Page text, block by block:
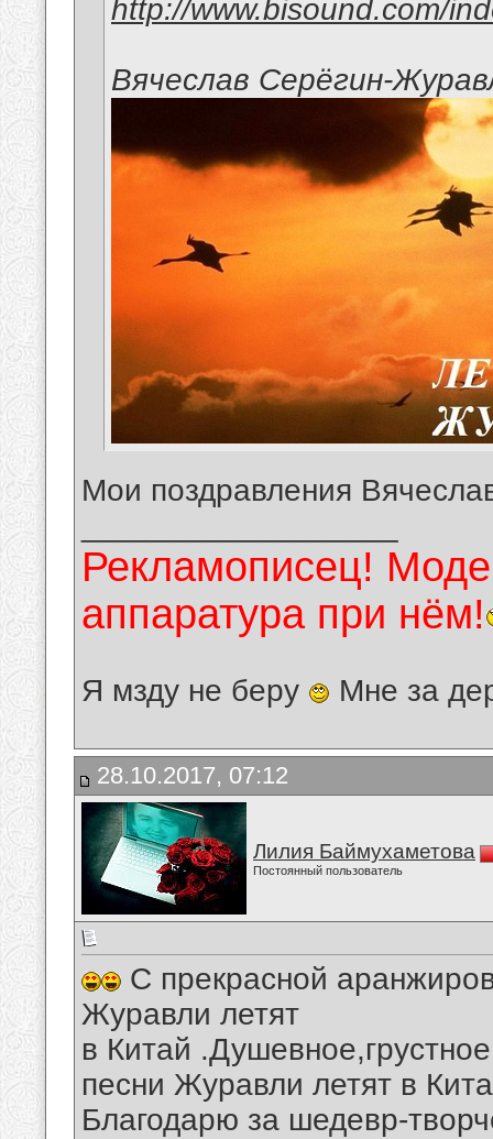
http://www.bisound.com/
Вячеслав Серёгин-
Мои поздравления
Рекламописец!
аппаратура при нём!
Я мзду не беру Мне за
28.10.2017, 07:12
Лилия Баймухаметова
Постоянный пользователь
С прекрасной
Журавли летят
в Китай
песни Журавли летят в
Благодарю за шедевр-